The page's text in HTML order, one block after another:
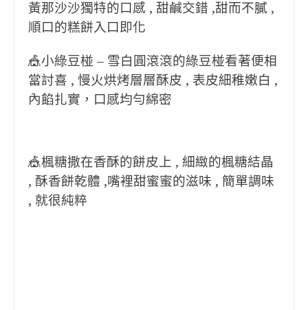
黃那沙沙獨特的口感 , 甜鹹交錯 ,甜而不膩 ,
順口的糕餅入口即化
🎪小綠豆椪 – 雪白圓滾滾的綠豆椪看著便相
當討喜 , 慢火烘烤層層酥皮 , 表皮細稚嫩白 ,
內餡扎實，口感均勻綿密
🎪楓糖撒在香酥的餅皮上 , 細緻的楓糖結晶
, 酥香餅乾體 ,嘴裡甜蜜蜜的滋味 , 簡單調味
, 就很純粹